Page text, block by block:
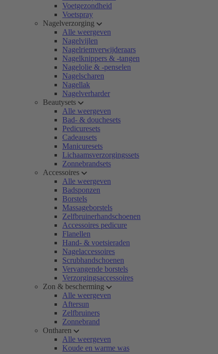
Voetgezondheid
Voetspray
Nagelverzorging
Alle weergeven
Nagelvijlen
Nagelriemverwijderaars
Nagelknippers & -tangen
Nagelolie & -penselen
Nagelscharen
Nagellak
Nagelverharder
Beautysets
Alle weergeven
Bad- & douchesets
Pedicuresets
Cadeausets
Manicuresets
Lichaamsverzorgingssets
Zonnebrandsets
Accessoires
Alle weergeven
Badsponzen
Borstels
Massageborstels
Zelfbruinerhandschoenen
Accessoires pedicure
Flanellen
Hand- & voetsieraden
Nagelaccessoires
Scrubhandschoenen
Vervangende borstels
Verzorgingsaccessoires
Zon & bescherming
Alle weergeven
Aftersun
Zelfbruiners
Zonnebrand
Ontharen
Alle weergeven
Koude en warme was